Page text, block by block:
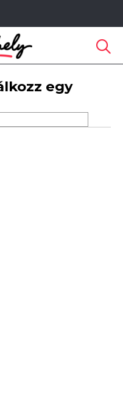
egy